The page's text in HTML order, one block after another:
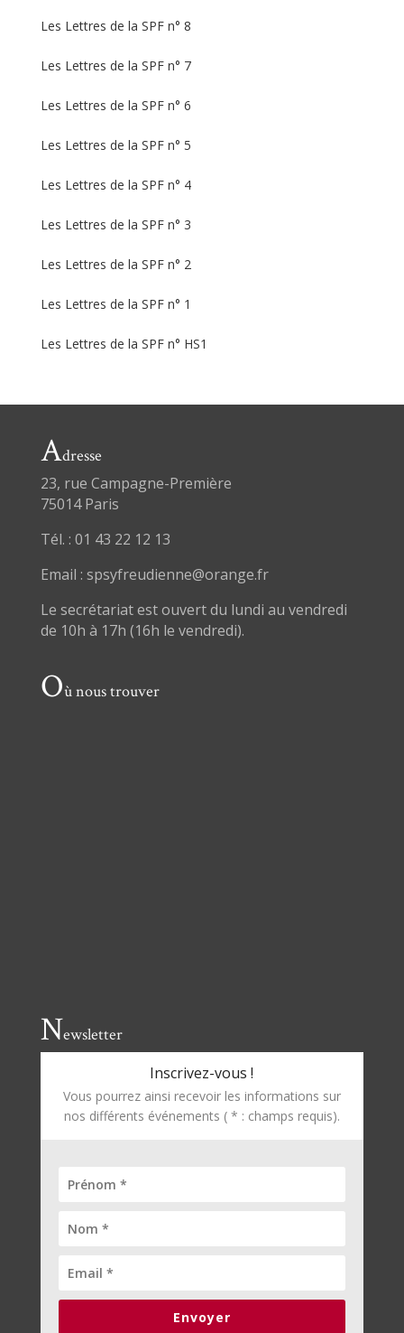
Les Lettres de la SPF n° 8
Les Lettres de la SPF n° 7
Les Lettres de la SPF n° 6
Les Lettres de la SPF n° 5
Les Lettres de la SPF n° 4
Les Lettres de la SPF n° 3
Les Lettres de la SPF n° 2
Les Lettres de la SPF n° 1
Les Lettres de la SPF n° HS1
Adresse
23, rue Campagne-Première
75014 Paris
Tél. : 01 43 22 12 13
Email : spsyfreudienne@orange.fr
Le secrétariat est ouvert du lundi au vendredi
de 10h à 17h (16h le vendredi).
Où nous trouver
Newsletter
Inscrivez-vous !
Vous pourrez ainsi recevoir les informations sur
nos différents événements ( * : champs requis).
Envoyer